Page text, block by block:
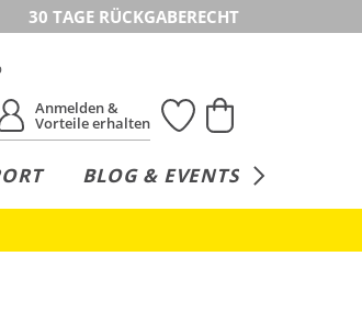
30 TAGE RÜCKGABERECHT
Anmelden &
Vorteile erhalten
BLOG & EVENTS